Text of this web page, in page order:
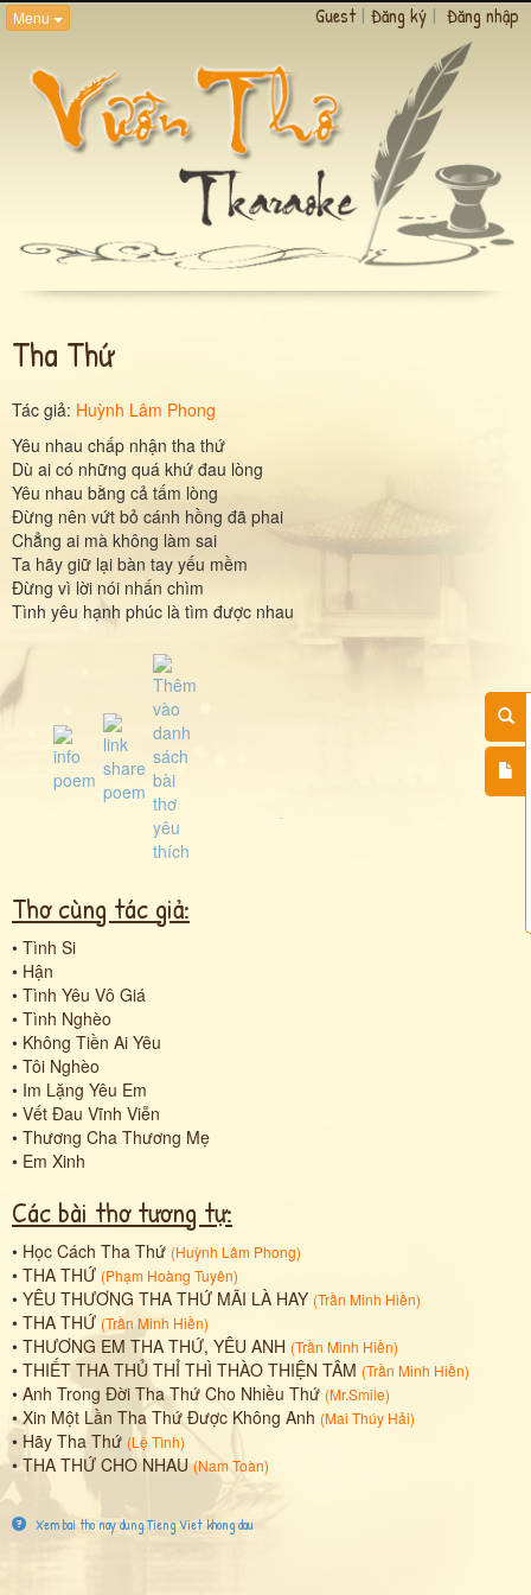
Menu Guest | Đăng ký | Đăng nhập
Tha Thứ
Tác giả: Huỳnh Lâm Phong
Yêu nhau chấp nhận tha thứ
Dù ai có những quá khứ đau lòng
Yêu nhau bằng cả tấm lòng
Đừng nên vứt bỏ cánh hồng đã phai
Chẳng ai mà không làm sai
Ta hãy giữ lại bàn tay yếu mềm
Đừng vì lời nói nhấn chìm
Tình yêu hạnh phúc là tìm được nhau
Thơ cùng tác giả:
• Tình Si
• Hận
• Tình Yêu Vô Giá
• Tình Nghèo
• Không Tiền Ai Yêu
• Tôi Nghèo
• Im Lặng Yêu Em
• Vết Đau Vĩnh Viễn
• Thương Cha Thương Mẹ
• Em Xinh
Các bài thơ tương tự:
• Học Cách Tha Thứ (Huỳnh Lâm Phong)
• THA THỨ (Phạm Hoàng Tuyên)
• YÊU THƯƠNG THA THỨ MÃI LÀ HAY (Trần Minh Hiền)
• THA THỨ (Trần Minh Hiền)
• THƯƠNG EM THA THỨ, YÊU ANH (Trần Minh Hiền)
• THIẾT THA THỦ THỈ THÌ THÀO THIỆN TÂM (Trần Minh Hiền)
• Anh Trong Đời Tha Thứ Cho Nhiều Thứ (Mr.Smile)
•Xin Một Lần Tha Thứ Được Không Anh (Mai Thúy Hải)
• Hãy Tha Thứ (Lệ Tình)
•THA THỨ CHO NHAU (Nam Toàn)
Xem bai tho nay dung Tieng Viet khong dau